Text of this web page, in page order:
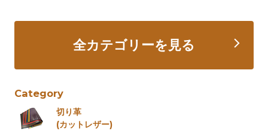
全カテゴリーを見る
Category
切り革
(カットレザー)